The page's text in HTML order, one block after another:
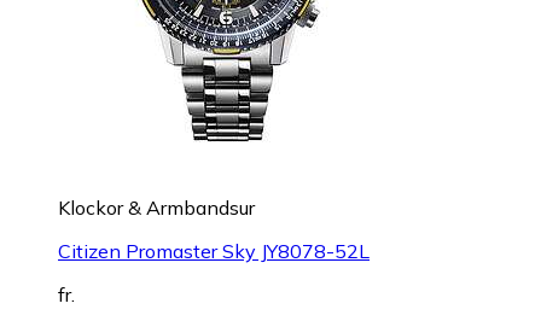
Klockor & Armbandsur
Citizen Promaster Sky JY8078-52L
fr.